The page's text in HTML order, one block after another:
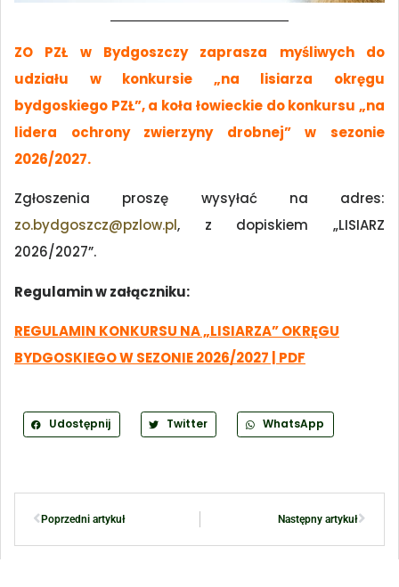
ZO PZŁ w Bydgoszczy zaprasza myśliwych do
udziału w konkursie „na lisiarza okręgu
bydgoskiego PZŁ”, a koła łowieckie do konkursu „na
lidera ochrony zwierzyny drobnej” w sezonie
2026/2027.
Zgłoszenia proszę wysyłać na adres:
zo.bydgoszcz@pzlow.pl, z dopiskiem „LISIARZ
2026/2027”.
Regulamin w załączniku:
REGULAMIN KONKURSU NA „LISIARZA” OKRĘGU
BYDGOSKIEGO W SEZONIE 2026/2027 | PDF
Udostępnij Twitter WhatsApp
Poprzedni artykuł Następny artykuł